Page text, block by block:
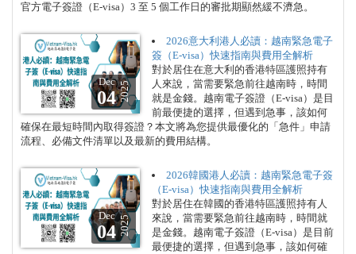
官方電子簽證（E-visa）3 至 5 個工作日的審批期顯然緩不濟急。
Dec
042025
2026意大利港人必讀：越南緊急電子
簽（E-visa）快速指南與費用全解析
對於居住在意大利的香港特區護照持有
人來說，當需要緊急前往越南時，時間
就是金錢。越南電子簽證（E-visa）是目
前最便捷的選擇，但遇到急事，該如何
確保在最短時間內取得簽證？本文將為您提供最優化的「急件」申請
流程、必備文件清單以及最新的費用結構。
Dec
042025
2026韓國港人必讀：越南緊急電子簽
（E-visa）快速指南與費用全解析
對於居住在韓國的香港特區護照持有人
來說，當需要緊急前往越南時，時間就
是金錢。越南電子簽證（E-visa）是目前
最便捷的選擇，但遇到急事，該如何確